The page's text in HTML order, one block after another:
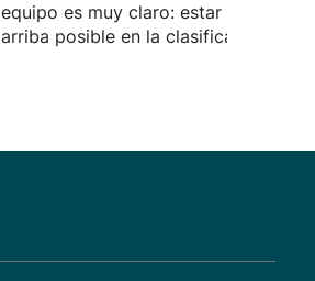
equipo es muy claro: estar lo más
arriba posible en la clasificación.